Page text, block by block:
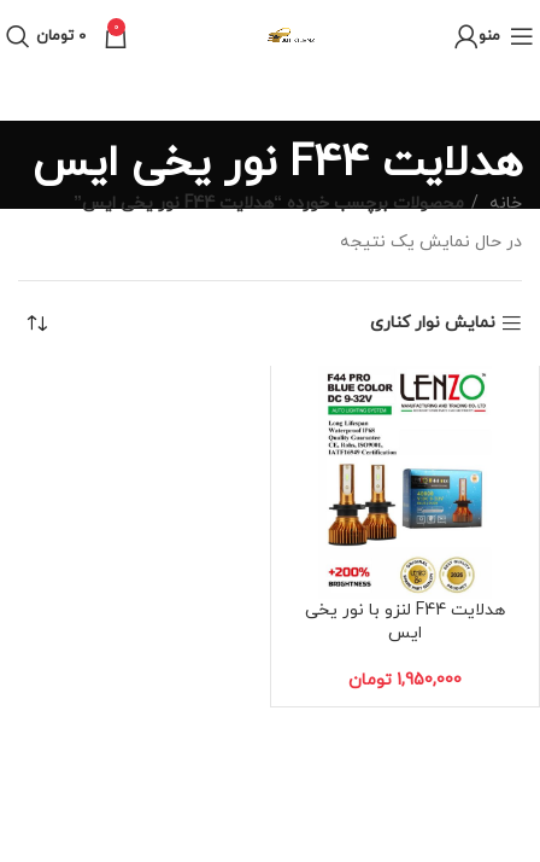
منو 0
0 تومان
هدلایت F44 نور یخی ایس
خانه
محصولات برچسب خورده “هدلایت F44 نور یخی ایس”
در حال نمایش یک نتیجه
نمایش نوار کناری
H1
H7
هدلایت F44 لنزو با نور یخی
ایس
تومان